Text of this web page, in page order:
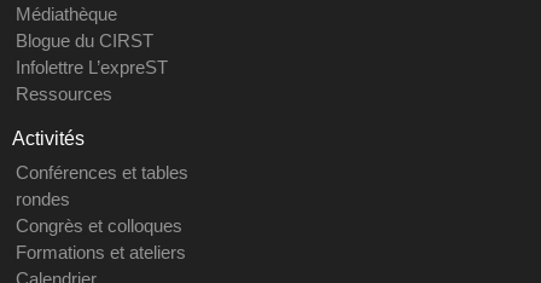
Médiathèque
Blogue du CIRST
Infolettre L’expreST
Ressources
Activités
Conférences et tables
rondes
Congrès et colloques
Formations et ateliers
Calendrier